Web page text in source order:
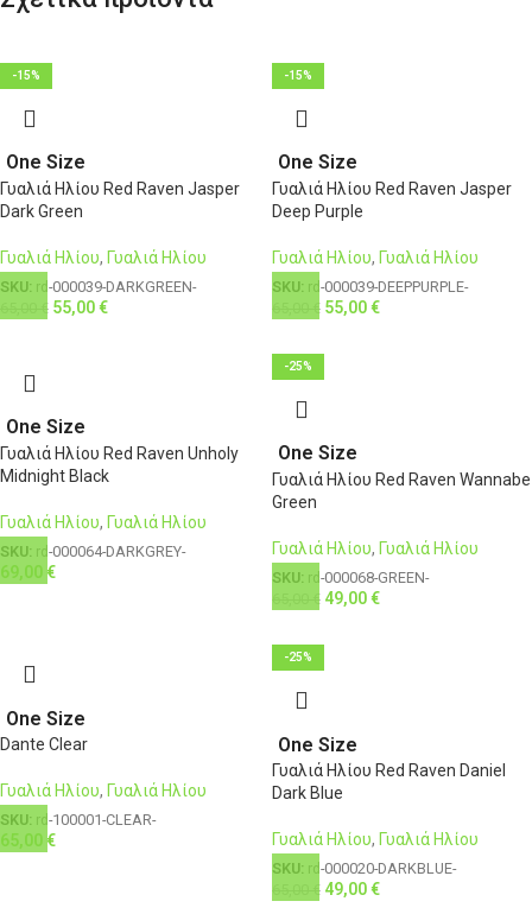
-15%
One Size
Γυαλιά Ηλίου Red Raven Jasper
Dark Green
Γυαλιά Ηλίου, Γυαλιά Ηλίου
SKU: rd-000039-DARKGREEN-
€ 55,00€
-15%
One Size
Γυαλιά Ηλίου Red Raven Jasper
Deep Purple
Γυαλιά Ηλίου, Γυαλιά Ηλίου
SKU: rd-000039-DEEPPURPLE-
€ 55,00€
One Size
Γυαλιά Ηλίου Red Raven Unholy
Midnight Black
Γυαλιά Ηλίου, Γυαλιά Ηλίου
SKU: rd-000064-DARKGREY-
69,00 €
-25%
One Size
Γυαλιά Ηλίου Red Raven Wannabe
Green
Γυαλιά Ηλίου, Γυαλιά Ηλίου
SKU: rd-000068-GREEN-
€ 49,00€
One Size
Dante Clear
Γυαλιά Ηλίου, Γυαλιά Ηλίου
SKU: rd-100001-CLEAR-
65,00 €
-25%
One Size
Γυαλιά Ηλίου Red Raven Daniel
Dark Blue
Γυαλιά Ηλίου, Γυαλιά Ηλίου
SKU: rd-000020-DARKBLUE-
€ 49,00€